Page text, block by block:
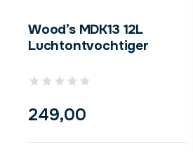
Wood’s MDK13 12L
Luchtontvochtiger
249,00